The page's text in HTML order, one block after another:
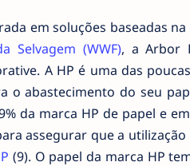
em soluções baseadas
Selvagem (WWF), a Arbor
A HP é uma das
o abastecimento do seu
da marca HP de papel e
assegurar que a
(9). O papel da marca HP